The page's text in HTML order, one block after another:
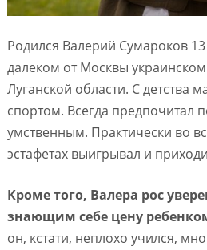
Родился Валерий Сумароков 13
далеком от Москвы
Луганской области. С детства
спортом. Всегда предпочитал
умственным. Практически во
эстафетах выигрывал и
Кроме того, Валера рос
знающим себе цену
он, кстати, неплохо учился,